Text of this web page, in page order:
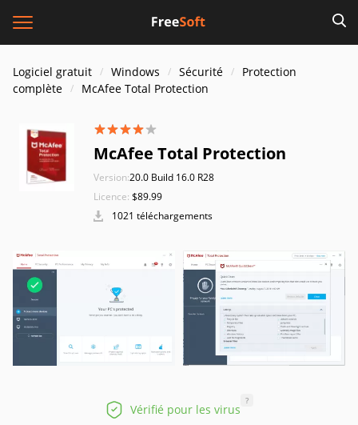
Logiciel gratuit Windows Sécurité
Protection
complète
McAfee Total Protection
McAfee Total Protection
Version:20.0 Build 16.0 R28
Licence: $89.99
1021 téléchargements
Vérifié pour les virus
?